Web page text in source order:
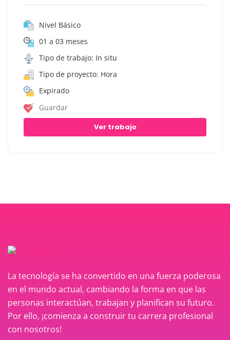
Nivel Básico
01 a 03 meses
Tipo de trabajo: In situ
Tipo de proyecto: Hora
Expirado
Guardar
Ver trabajo
La tecnología se ha convertido en una fuerza poderosa
en el mundo actual, cambiando la forma en que las
personas interactúan, trabajan y planifican su futuro.
Por ello, ¡comienza a construir tu carrera profesional
con nosotros!